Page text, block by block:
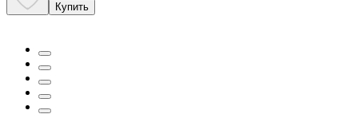
Купить